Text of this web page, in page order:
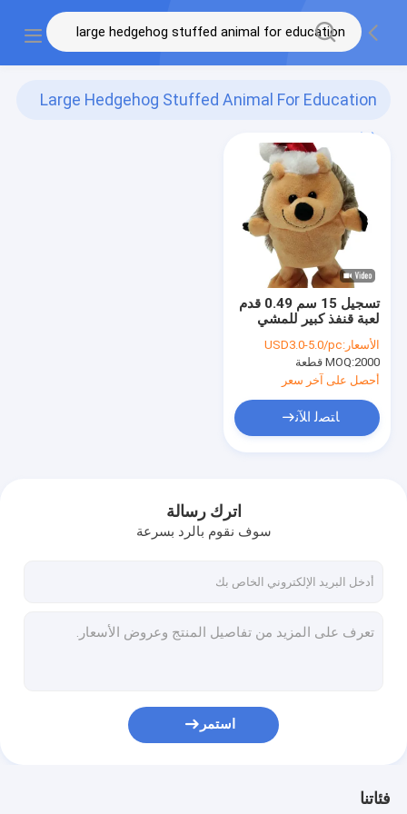
Large Hedgehog Stuffed Animal For Education
(1)
تسجيل 15 سم 0.49 قدم
لعبة قنفذ كبير للمشي
على شكل حيوان محشو
للتعليم
الأسعار:USD3.0-5.0/pc
MOQ:2000 قطعة
أحصل على آخر سعر
ﺎﺘﺼﻟ ﺍﻶﻧ
اترك رسالة
سوف نقوم بالرد بسرعة
استمر
فئاتنا